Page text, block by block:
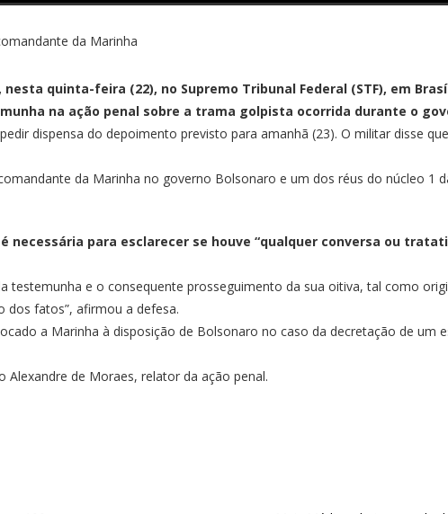
quinta-feira (22), no Supremo Tribunal Federal (STF), em
na ação penal sobre a trama golpista ocorrida durante o
dispensa do depoimento previsto para amanhã (23). O militar disse
da Marinha no governo Bolsonaro e um dos réus do núcleo 1
necessária para esclarecer se houve “qualquer conversa ou
testemunha e o consequente prosseguimento da sua oitiva, tal como
dos fatos”, afirmou a defesa.
a Marinha à disposição de Bolsonaro no caso da decretação de um
de Moraes, relator da ação penal.